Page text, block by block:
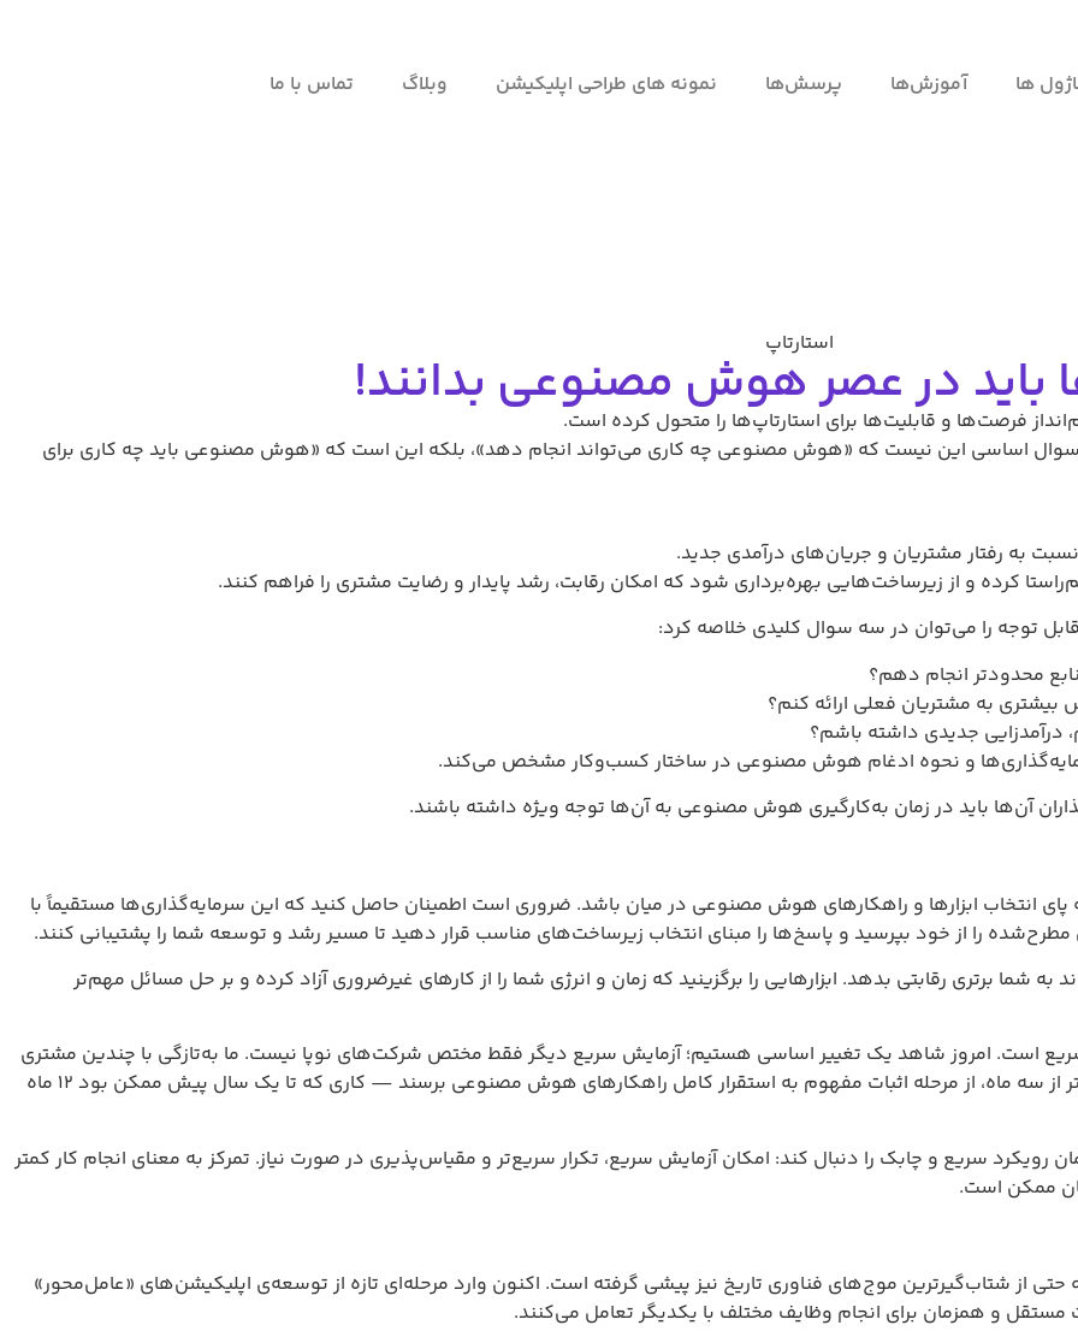
آموزش‌ها پرسش‌ها نمونه های طراحی اپلیکیشن وبلاگ تماس با ما
در عصر هوش مصنوعی بدانند!
برای استارتاپ‌ها را متحول کرده است.
این نیست که «هوش مصنوعی چه کاری می‌تواند انجام دهد»، بلکه این است که «هوش مصنوعی باید چه کاری برای
مشتریان و جریان‌های درآمدی جدید.
زیرساخت‌هایی بهره‌برداری شود که امکان رقابت، رشد پایدار و رضایت مشتری را فراهم کنند.
در سه سوال کلیدی خلاصه کرد:
انجام دهم؟
فعلی ارائه کنم؟
داشته باشم؟
و نحوه‌ ادغام هوش مصنوعی در ساختار کسب‌وکار مشخص می‌کند.
در زمان به‌کارگیری هوش مصنوعی به آن‌ها توجه ویژه داشته باشند.
و راهکارهای هوش مصنوعی در میان باشد. ضروری است اطمینان حاصل کنید که این سرمایه‌گذاری‌ها مستقیماً با
بپرسید و پاسخ‌ها را مبنای انتخاب زیرساخت‌های مناسب قرار دهید تا مسیر رشد و توسعه شما را پشتیبانی کنند.
بدهد. ابزارهایی را برگزینید که زمان و انرژی شما را از کارهای غیرضروری آزاد کرده و بر حل مسائل مهم‌تر
شاهد یک تغییر اساسی هستیم؛ آزمایش سریع دیگر فقط مختص شرکت‌های نوپا نیست. ما به‌تازگی با چندین مشتری
در حوزه هوش مصنوعی همکاری داشته‌ایم که توانسته‌اند ظرف کمتر از سه ماه، از مرحله اثبات مفهوم به استقرار کامل راهکارهای هوش مصنوعی برسند — کاری که تا یک سال پیش ممکن بود ۱۲ ماه
و چابک را دنبال کند: امکان آزمایش سریع، تکرار سریع‌تر و مقیاس‌پذیری در صورت نیاز. تمرکز به معنای انجام کار کمتر
موج‌های فناوری تاریخ نیز پیشی گرفته است. اکنون وارد مرحله‌ای تازه از توسعه‌ی اپلیکیشن‌های «عامل‌محور»
برای انجام وظایف مختلف با یکدیگر تعامل می‌کنند.